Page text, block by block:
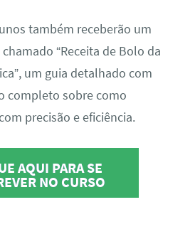
também receberão um
“Receita de Bolo da
um guia detalhado com
completo sobre como
precisão e eficiência.
AQUI PARA SE
NO CURSO